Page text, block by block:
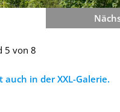
5 von 8
in der XXL-Galerie.
Alpine Coaster -
Mehr als 3,5
Bilder des Coasters